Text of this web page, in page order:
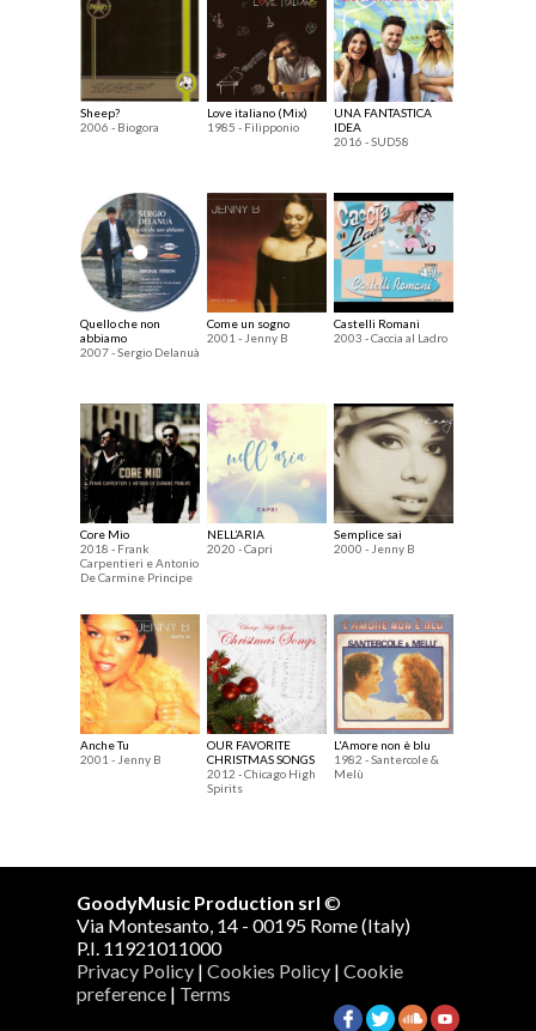
Sheep?
2006 - Biogora
Love italiano (Mix)
1985 - Filipponio
UNA FANTASTICA
IDEA
2016 - SUD58
Quello che non
abbiamo
2007 - Sergio Delanuà
Come un sogno
2001 - Jenny B
Castelli Romani
2003 - Caccia al Ladro
Core Mio
2018 - Frank
Carpentieri e Antonio
De Carmine Principe
NELL’ARIA
2020 - Capri
Semplice sai
2000 - Jenny B
Anche Tu
2001 - Jenny B
OUR FAVORITE
CHRISTMAS SONGS
2012 - Chicago High
Spirits
L'Amore non è blu
1982 - Santercole &
Melù
GoodyMusic Production srl ©
Via Montesanto, 14 - 00195 Rome (Italy)
P.I. 11921011000
Privacy Policy | Cookies Policy | Cookie
preference | Terms